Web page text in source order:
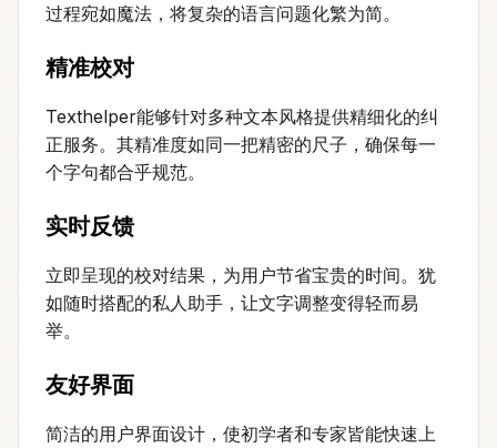
过程宛如魔法，将复杂的语言问题化繁为简。
精准校对
Texthelper能够针对多种文本风格提供精细化的纠
正服务。其精准度如同一把精密的尺子，确保每一
个字句都合乎规范。
实时反馈
立即呈现的校对结果，为用户节省宝贵的时间。犹
如随时搭配的私人助手，让文字调整变得轻而易
举。
友好界面
简洁的用户界面设计，使初学者和专家皆能快速上